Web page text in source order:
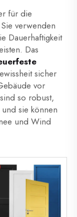
für die
verwenden
Dauerhaftigkeit
Das
sicher
vor
so robust,
sie können
und Wind